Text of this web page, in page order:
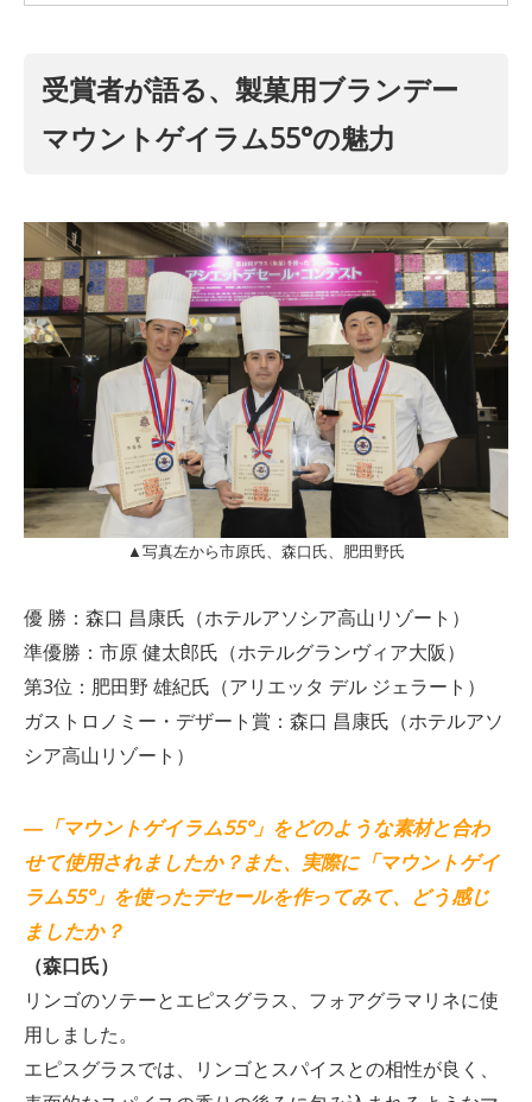
受賞者が語る、製菓用ブランデー
マウントゲイラム55°の魅力
▲写真左から市原氏、森口氏、肥田野氏
優 勝：森口 昌康氏（ホテルアソシア高山リゾート）
準優勝：市原 健太郎氏（ホテルグランヴィア大阪）
第3位：肥田野 雄紀氏（アリエッタ デル ジェラート）
ガストロノミー・デザート賞：森口 昌康氏（ホテルアソ
シア高山リゾート）
―「マウントゲイラム55°」をどのような素材と合わ
せて使用されましたか？また、実際に「マウントゲイ
ラム55°」を使ったデセールを作ってみて、どう感じ
ましたか？
（森口氏）
リンゴのソテーとエピスグラス、フォアグラマリネに使
用しました。
エピスグラスでは、リンゴとスパイスとの相性が良く、